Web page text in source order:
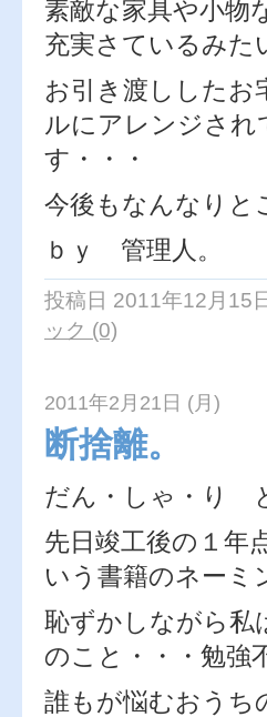
素敵な家具や小物
充実さているみた
お引き渡ししたお
ルにアレンジさ
す・・・
今後もなんなりと
ｂｙ 管理人。
投稿日 2011年12月15
ック (0)
2011年2月21日 (月)
断捨離。
だん・しゃ・り
先日竣工後の１年
いう書籍のネーミ
恥ずかしながら私
のこと・・・勉強
誰もが悩むおうち